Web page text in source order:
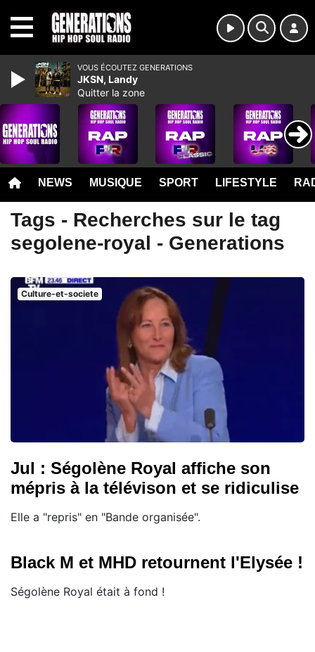
NEWS MUSIQUE SPORT LIFESTYLE
Tags - Recherches sur le tag
segolene-royal - Generations
Culture-et-societe
Jul : Ségolène Royal affiche son
mépris à la télévison et se ridiculise
Elle a "repris" en "Bande organisée".
Black M et MHD retournent l'Elysée !
Ségolène Royal était à fond !
VOUS ÉCOUTEZ GENERATIONS
JKSN, Landy
Quitter la zone